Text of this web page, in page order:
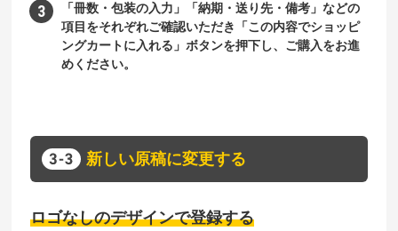
「冊数・包装の入力」「納期・送り先・備考」などの
項目をそれぞれご確認いただき「この内容でショッピ
ングカートに入れる」ボタンを押下し、ご購入をお進
めください。
新しい原稿に変更する
ロゴなしのデザインで登録する